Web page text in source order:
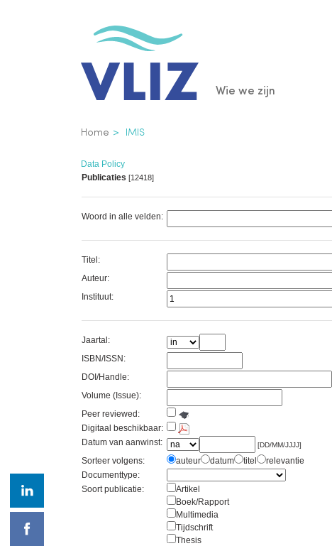
Main
Wie we zijn
Kruimelpad
Home IMIS
Data Policy
Publicaties [12418]
Woord in alle velden:
Titel:
Auteur:
Instituut:
Jaartal:
ISBN/ISSN:
DOI/Handle:
Volume (Issue):
Peer reviewed:
Digitaal beschikbaar:
Datum van aanwinst:
[DD/MM/JJJJ]
Sorteer volgens: auteur datum titel
relevantie
Documenttype:
Soort publicatie:
Artikel
Boek/Rapport
Multimedia
Tijdschrift
Thesis